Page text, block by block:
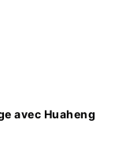
avec Huaheng